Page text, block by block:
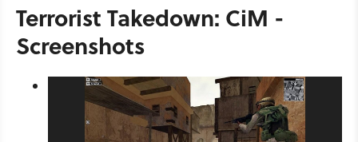
Terrorist Takedown: CiM -
Screenshots